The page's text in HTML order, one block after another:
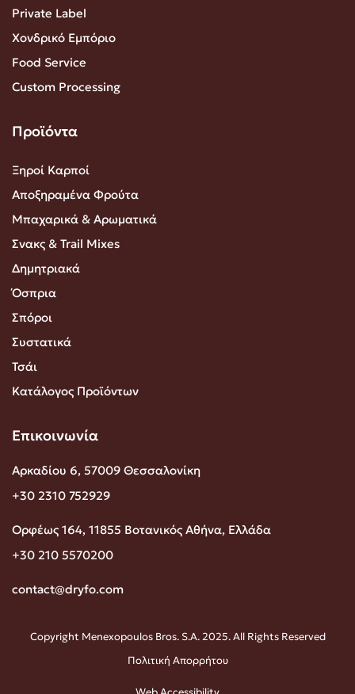
Private Label
Χονδρικό Εμπόριο
Food Service
Custom Processing
Προϊόντα
Ξηροί Καρποί
Αποξηραμένα Φρούτα
Μπαχαρικά & Αρωματικά
Σνακς & Trail Mixes
Δημητριακά
Όσπρια
Σπόροι
Συστατικά
Τσάι
Κατάλογος Προϊόντων
Επικοινωνία
Αρκαδίου 6, 57009 Θεσσαλονίκη
+30 2310 752929
Ορφέως 164, 11855 Βοτανικός Αθήνα, Ελλάδα
+30 210 5570200
contact@dryfo.com
Copyright Menexopoulos Bros. S.A. 2025. All Rights Reserved
Πολιτική Απορρήτου